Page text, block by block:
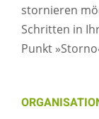
stornieren
Schritten in
Punkt